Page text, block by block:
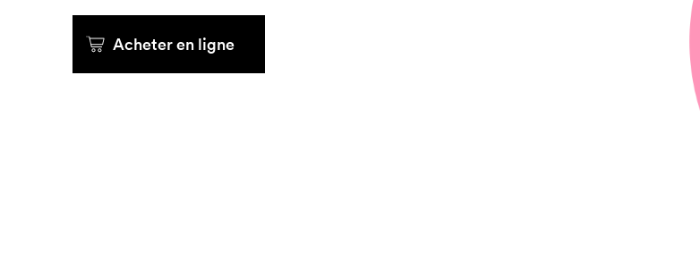
Acheter en ligne